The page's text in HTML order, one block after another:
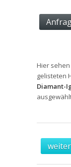
Hier
gelisteten
Diamant-